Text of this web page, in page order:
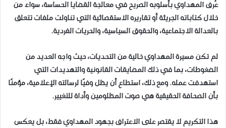
عُرف المهداوي بأسلوبه الصريح في معالجة القضايا الحساسة، سواء من
خلال كتاباته الجريئة أو تقاريره الاستقصائية التي تناولت ملفات تتعلق
بالعدالة الاجتماعية، والحقوق السياسية، والحريات الفردية.
لم تكن مسيرة المهداوي خالية من التحديات، حيث واجه العديد من
الضغوطات، بما في ذلك المضايقات القانونية والتهديدات التي
استهدفت عمله. ومع ذلك، استطاع أن يظل وفيًا لرسالته الإعلامية، مؤمنًا
بأن الصحافة الحقيقية هي صوت المظلومين وأداة للتغيير.
هذا التكريم لا يقتصر على الاعتراف بجهود المهداوي فقط، بل يعكس